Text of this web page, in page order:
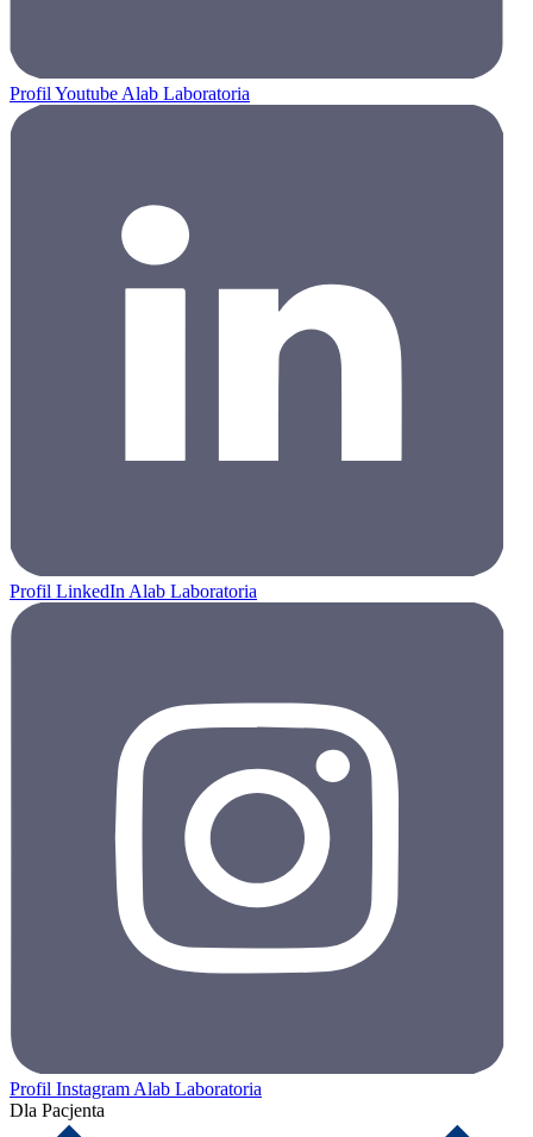
Profil Youtube Alab Laboratoria
Profil LinkedIn Alab Laboratoria
Profil Instagram Alab Laboratoria
Dla Pacjenta